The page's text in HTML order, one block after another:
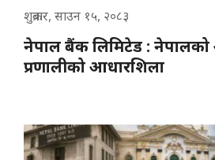
शुक्रबार, साउन १५, २०८३
नेपाल बैंक लिमिटेड :
प्रणालीको आधारशिला